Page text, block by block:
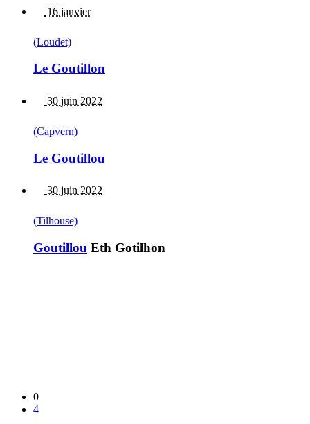
16 janvier
(Loudet)
Le Goutillon
30 juin 2022
(Capvern)
Le Goutillou
30 juin 2022
(Tilhouse)
Goutillou Eth Gotilhon
0
4